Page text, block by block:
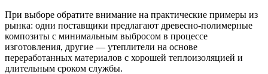
При выборе обратите внимание на практические примеры из
рынка: одни поставщики предлагают древесно-полимерные
композиты с минимальным выбросом в процессе
изготовления, другие — утеплители на основе
переработанных материалов с хорошей теплоизоляцией и
длительным сроком службы.